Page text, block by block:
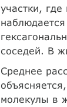
участки,
соседей. В
Среднее
молекулы в